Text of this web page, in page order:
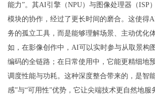
能力”。其AI引擎（NPU）与图像处理器（ISP
模块的协作，经过了更长时间的磨合。这使得
务的孤立工具，而是能够理解场景、主动优化
如，在影像创作中，AI可以实时参与从取景构
编码的全链路；在日常使用中，它能更精细地
调度性能与功耗。这种深度整合带来的，是智
感”与“可用性”优势，它让尖端技术更自然地